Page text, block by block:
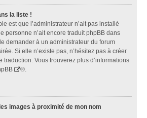
la liste !
est que l’administrateur n’ait pas installé
personne n’ait encore traduit phpBB dans
demander à un administrateur du forum
Si elle n’existe pas, n’hésitez pas à créer
traduction. Vous trouverez plus d’informations
®.
images à proximité de mon nom